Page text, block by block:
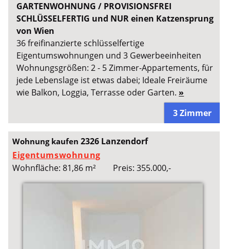
GARTENWOHNUNG / PROVISIONSFREI
SCHLÜSSELFERTIG und NUR einen Katzensprung
von Wien
36 freifinanzierte schlüsselfertige
Eigentumswohnungen und 3 Gewerbeeinheiten
Wohnungsgrößen: 2 - 5 Zimmer-Appartements, für
jede Lebenslage ist etwas dabei; Ideale Freiräume
wie Balkon, Loggia, Terrasse oder Garten. »
3 Zimmer
Wohnung kaufen2326 Lanzendorf
Eigentumswohnung
Wohnfläche: 81,86 m²
Preis: 355.000,-